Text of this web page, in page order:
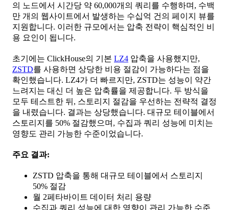
의 노드에서 시간당 약 60,000개의 쿼리를 수행하며, 수백
만 개의 웹사이트에서 발생하는 수십억 건의 페이지 뷰를
지원합니다. 이러한 규모에서는 압축 전략이 핵심적인 비
용 요인이 됩니다.
초기에는 ClickHouse의 기본 LZ4 압축을 사용했지만,
ZSTD를 사용하면 상당한 비용 절감이 가능하다는 점을
확인했습니다. LZ4가 더 빠르지만, ZSTD는 성능이 약간
느려지는 대신 더 높은 압축률을 제공합니다. 두 방식을
모두 테스트한 뒤, 스토리지 절감을 우선하는 전략적 결정
을 내렸습니다. 결과는 상당했습니다. 대규모 테이블에서
스토리지를 50% 절감했으며, 수집과 쿼리 성능에 미치는
영향도 관리 가능한 수준이었습니다.
주요 결과:
ZSTD 압축을 통해 대규모 테이블에서 스토리지
50% 절감
월 2페타바이트 데이터 처리 용량
수집과 쿼리 성능에 대한 영향이 관리 가능한 수준